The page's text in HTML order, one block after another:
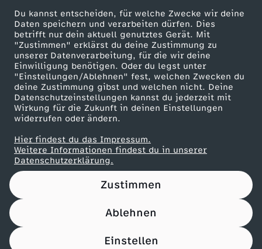
Du kannst entscheiden, für welche Zwecke wir deine
Daten speichern und verarbeiten dürfen. Dies
betrifft nur dein aktuell genutztes Gerät. Mit
"Zustimmen" erklärst du deine Zustimmung zu
unserer Datenverarbeitung, für die wir deine
Einwilligung benötigen. Oder du legst unter
"Einstellungen/Ablehnen" fest, welchen Zwecken du
deine Zustimmung gibst und welchen nicht. Deine
Datenschutzeinstellungen kannst du jederzeit mit
Wirkung für die Zukunft in deinen Einstellungen
widerrufen oder ändern.
Hier findest du das Impressum.
Weitere Informationen findest du in unserer
Datenschutzerklärung.
Zustimmen
Ablehnen
Einstellen
Filtern
r
ZDF goes Schule
Werbefernsehen
Mainzelmännchen
Partner
Nutzungsbedingungen
Impressum